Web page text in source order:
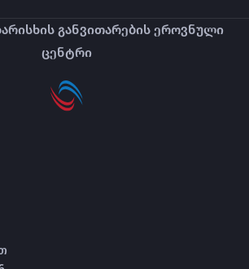
განვითარების ეროვნული
ცენტრი